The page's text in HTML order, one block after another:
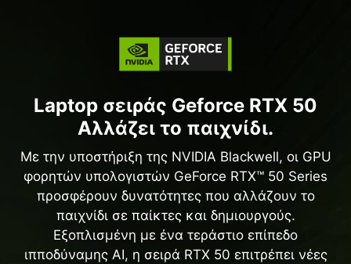
Laptop σειράς Geforce RTX 50
Αλλάζει το παιχνίδι.
Με την υποστήριξη της NVIDIA Blackwell, οι GPU
φορητών υπολογιστών GeForce RTX™ 50 Series
προσφέρουν δυνατότητες που αλλάζουν το
παιχνίδι σε παίκτες και δημιουργούς.
Εξοπλισμένη με ένα τεράστιο επίπεδο
ιπποδύναμης AI, η σειρά RTX 50 επιτρέπει νέες